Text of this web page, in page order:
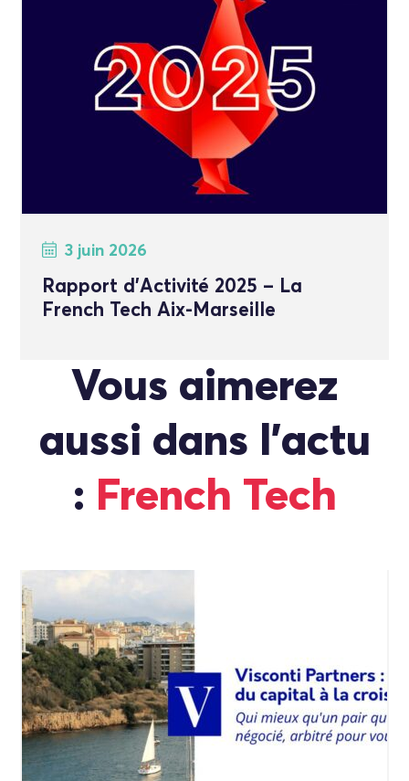
3 juin 2026
Rapport d’Activité 2025 – La
French Tech Aix-Marseille
Vous aimerez
aussi dans l'actu
: French Tech